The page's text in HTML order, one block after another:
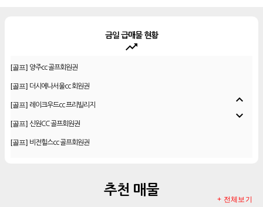
금일 급매물 현황
trending_up
[골프] 양주cc 골프회원권
[골프] 더시에나서울cc 회원권
[골프] 레이크우드cc 프리빌리지
[골프] 신원CC 골프회원권
[골프] 비전힐스cc 골프회원권
expand_less
expand_more
추천 매물
+ 전체보기